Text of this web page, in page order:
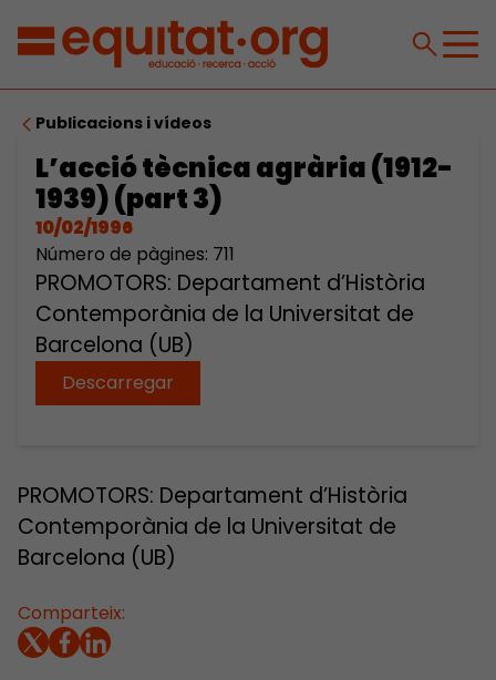
Publicacions i vídeos
L’acció tècnica agrària (1912-
1939) (part 3)
10/02/1996
Número de pàgines: 711
PROMOTORS: Departament d’Història
Contemporània de la Universitat de
Barcelona (UB)
Descarregar
Comparteix:
PROMOTORS: Departament d’Història
Contemporània de la Universitat de
Barcelona (UB)